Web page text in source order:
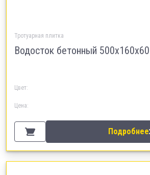
Тротуарная плитка
Водосток бетонный 500х160х60
Цвет:
Цена:
Подробнее